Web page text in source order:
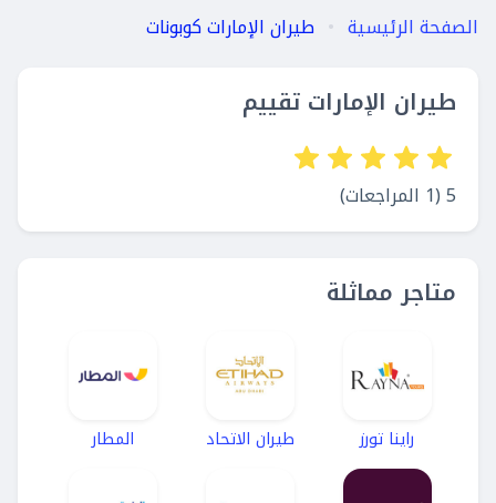
الصفحة الرئيسية طيران الإمارات كوبونات
طيران الإمارات تقييم
5 (1 المراجعات)
متاجر مماثلة
راينا تورز طيران الاتحاد المطار